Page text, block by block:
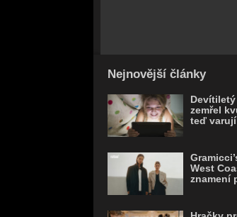
Nejnovější články
zemřel
teď
West
znamení